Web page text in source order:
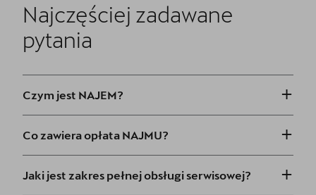
Najczęściej zadawane
pytania
Czym jest NAJEM? +
Co zawiera opłata NAJMU? +
Jaki jest zakres pełnej obsługi serwisowej? +